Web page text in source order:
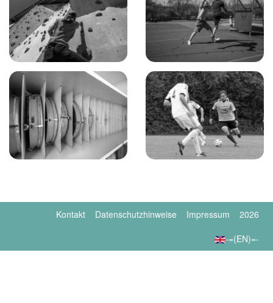
2026
Impressum
Datenschutzhinweise
Kontakt
-=(EN)=-